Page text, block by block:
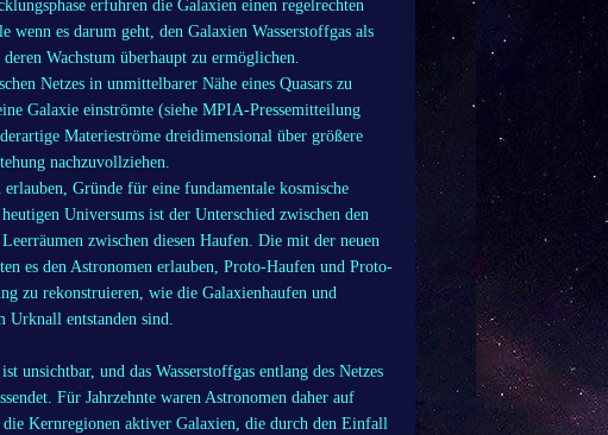
erfuhren die Galaxien einen regelrechten
wenn es darum geht, den Galaxien Wasserstoffgas als
Wachstum überhaupt zu ermöglichen.
Netzes in unmittelbarer Nähe eines Quasars zu
Galaxie einströmte (siehe MPIA-Pressemitteilung
Materieströme dreidimensional über größere
nachzuvollziehen.
Gründe für eine fundamentale kosmische
Universums ist der Unterschied zwischen den
zwischen diesen Haufen. Die mit der neuen
es den Astronomen erlauben, Proto-Haufen und Proto-
zu rekonstruieren, wie die Galaxienhaufen und
Urknall entstanden sind.
unsichtbar, und das Wasserstoffgas entlang des Netzes
Für Jahrzehnte waren Astronomen daher auf
Kernregionen aktiver Galaxien, die durch den Einfall